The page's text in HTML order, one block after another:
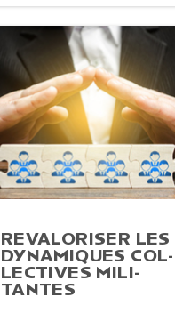
RE­VA­LO­RI­SER LES
DY­NA­MIQUES COL­
LEC­TIVES MI­LI­
TANTES